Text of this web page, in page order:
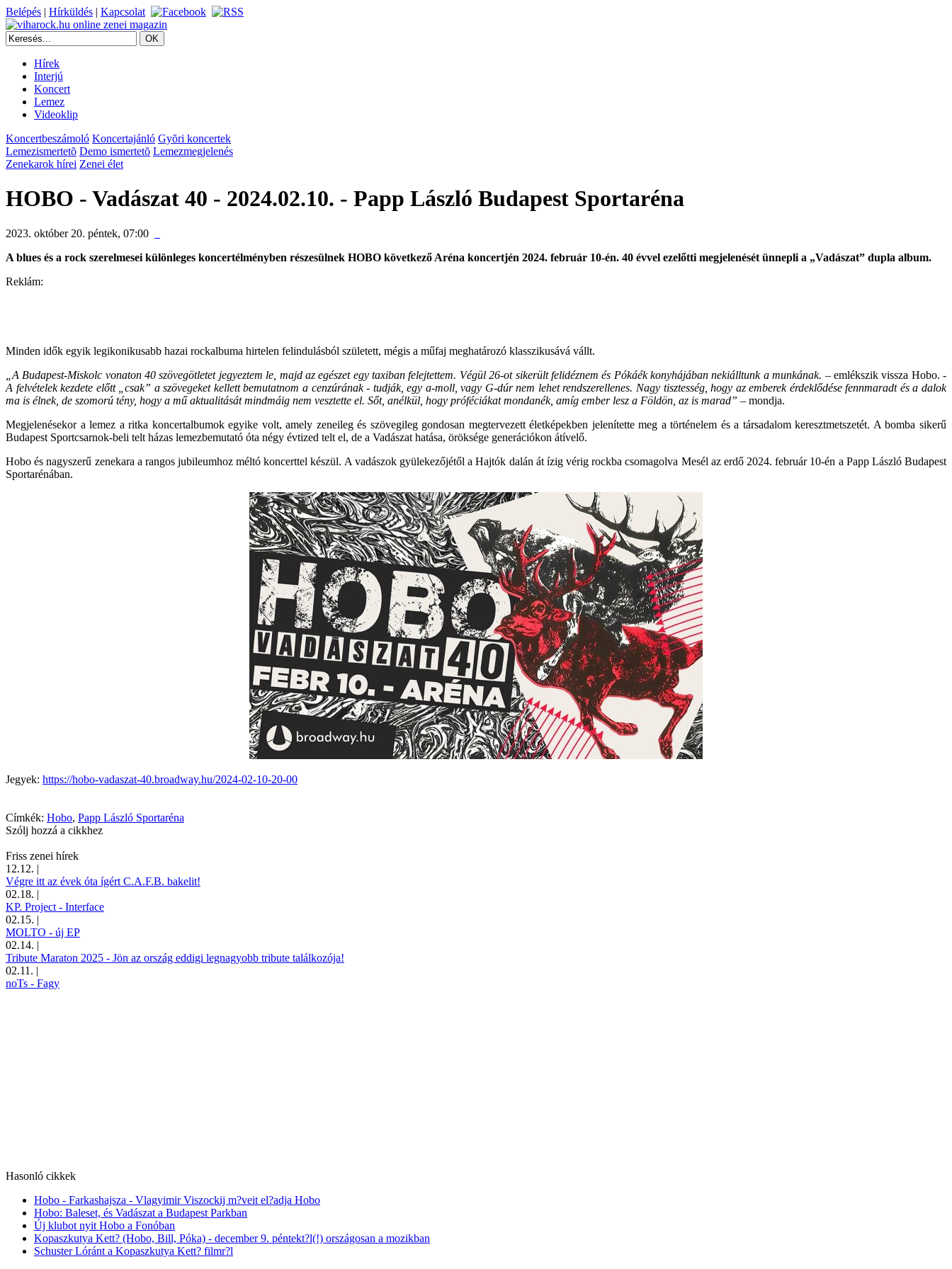
Belépés | Hírküldés | Kapcsolat
Hírek
Interjú
Koncert
Lemez
Videoklip
Koncertbeszámoló Koncertajánló Gyõri koncertek
Lemezismertetõ Demo ismertetõ Lemezmegjelenés
Zenekarok hírei Zenei élet
HOBO - Vadászat 40 - 2024.02.10. - Papp László Budapest Sportaréna
2023. október 20. péntek, 07:00
A blues és a rock szerelmesei különleges koncertélményben részesülnek HOBO következő Aréna koncertjén 2024. február 10-én. 40 évvel ezelőtti megjelenését ünnepli a „Vadászat” dupla album.
Reklám:
Minden idők egyik legikonikusabb hazai rockalbuma hirtelen felindulásból született, mégis a műfaj meghatározó klasszikusává vállt.
„A Budapest-Miskolc vonaton 40 szövegötletet jegyeztem le, majd az egészet egy taxiban felejtettem. Végül 26-ot sikerült felidéznem és Pókáék konyhájában nekiálltunk a munkának. – emlékszik vissza Hobo. -
A felvételek kezdete előtt „csak” a szövegeket kellett bemutatnom a cenzúrának - tudják, egy a-moll, vagy G-dúr nem lehet rendszerellenes. Nagy tisztesség, hogy az emberek érdeklődése fennmaradt és a dalok
ma is élnek, de szomorú tény, hogy a mű aktualitását mindmáig nem vesztette el. Sőt, anélkül, hogy próféciákat mondanék, amíg ember lesz a Földön, az is marad” – mondja.
Megjelenésekor a lemez a ritka koncertalbumok egyike volt, amely zeneileg és szövegileg gondosan megtervezett életképekben jelenítette meg a történelem és a társadalom keresztmetszetét. A bomba sikerű
Budapest Sportcsarnok-beli telt házas lemezbemutató óta négy évtized telt el, de a Vadászat hatása, öröksége generációkon átívelő.
Hobo és nagyszerű zenekara a rangos jubileumhoz méltó koncerttel készül. A vadászok gyülekezőjétől a Hajtók dalán át ízig vérig rockba csomagolva Mesél az erdő 2024. február 10-én a Papp László Budapest
Sportarénában.
Jegyek: https://hobo-vadaszat-40.broadway.hu/2024-02-10-20-00
Címkék: Hobo, Papp László Sportaréna
Szólj hozzá a cikkhez
Friss zenei hírek
12.12. |
Végre itt az évek óta ígért C.A.F.B. bakelit!
02.18. |
KP. Project - Interface
02.15. |
MOLTO - új EP
02.14. |
Tribute Maraton 2025 - Jön az ország eddigi legnagyobb tribute találkozója!
02.11. |
noTs - Fagy
Hasonló cikkek
Hobo - Farkashajsza - Vlagyimir Viszockij m?veit el?adja Hobo
Hobo: Baleset, és Vadászat a Budapest Parkban
Új klubot nyit Hobo a Fonóban
Kopaszkutya Kett? (Hobo, Bill, Póka) - december 9. péntekt?l(!) országosan a mozikban
Schuster Lóránt a Kopaszkutya Kett? filmr?l